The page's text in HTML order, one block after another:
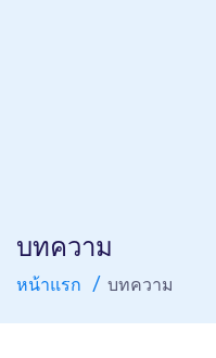
บทความ
หน้าแรก บทความ